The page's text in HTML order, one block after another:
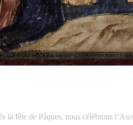
la fête de Pâques, nous célébrons